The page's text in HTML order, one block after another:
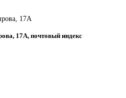
17А
17А, почтовый индекс